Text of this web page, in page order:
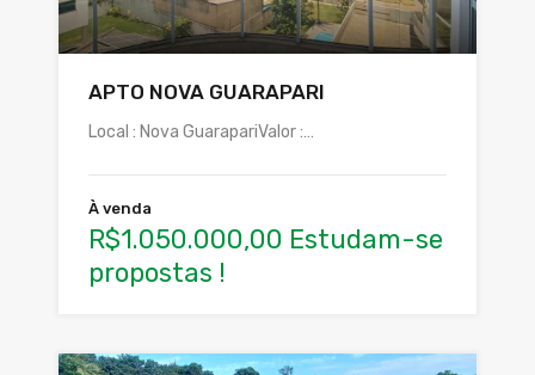
APTO NOVA GUARAPARI
Local : Nova GuarapariValor :…
À venda
R$1.050.000,00 Estudam-se
propostas !